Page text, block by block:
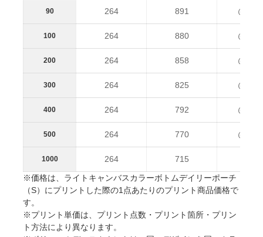
90 264 891
100 264 880
200 264 858
300 264 825
400 264 792
500 264 770
1000 264 715
※価格は、ライトキャンバスカラーボトムデイリーポーチ
（S）にプリントした際の1点あたりのプリント商品価格で
す。
※プリント単価は、プリント点数・プリント箇所・プリン
ト方法により異なります。